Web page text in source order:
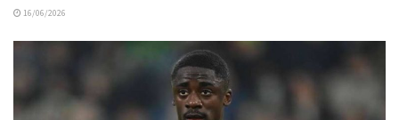
16/06/2026